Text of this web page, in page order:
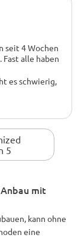
seit 4 Wochen
alle haben
es schwierig,
Potenzial in
zufälligen
5
mit
kann ohne
eine